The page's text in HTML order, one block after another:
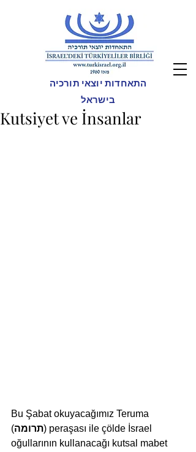
התאחדות יוצאי תורכיה
בישראל
Kutsiyet ve İnsanlar
Bu Şabat okuyacağımız Teruma
(תרומה) peraşası ile çölde İsrael
oğullarının kullanacağı kutsal mabet